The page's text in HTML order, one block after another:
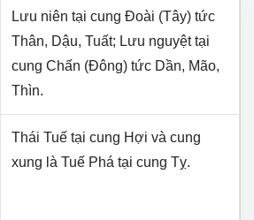
Lưu niên tại cung Đoài (Tây) tức
Thân, Dậu, Tuất; Lưu nguyệt tại
cung Chấn (Đông) tức Dần, Mão,
Thìn.
Thái Tuế tại cung Hợi và cung
xung là Tuế Phá tại cung Tỵ.